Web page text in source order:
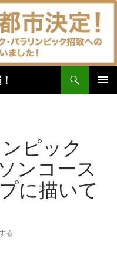
ピック
ンコース
に描いて
る